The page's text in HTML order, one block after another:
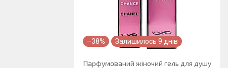
–38% Залишилось 9 днів
Парфумований жіночий гель для душу